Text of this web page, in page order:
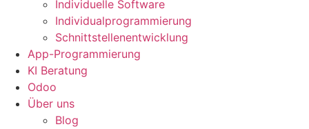
Individuelle Software
Individualprogrammierung
Schnittstellenentwicklung
App-Programmierung
KI Beratung
Odoo
Über uns
Blog